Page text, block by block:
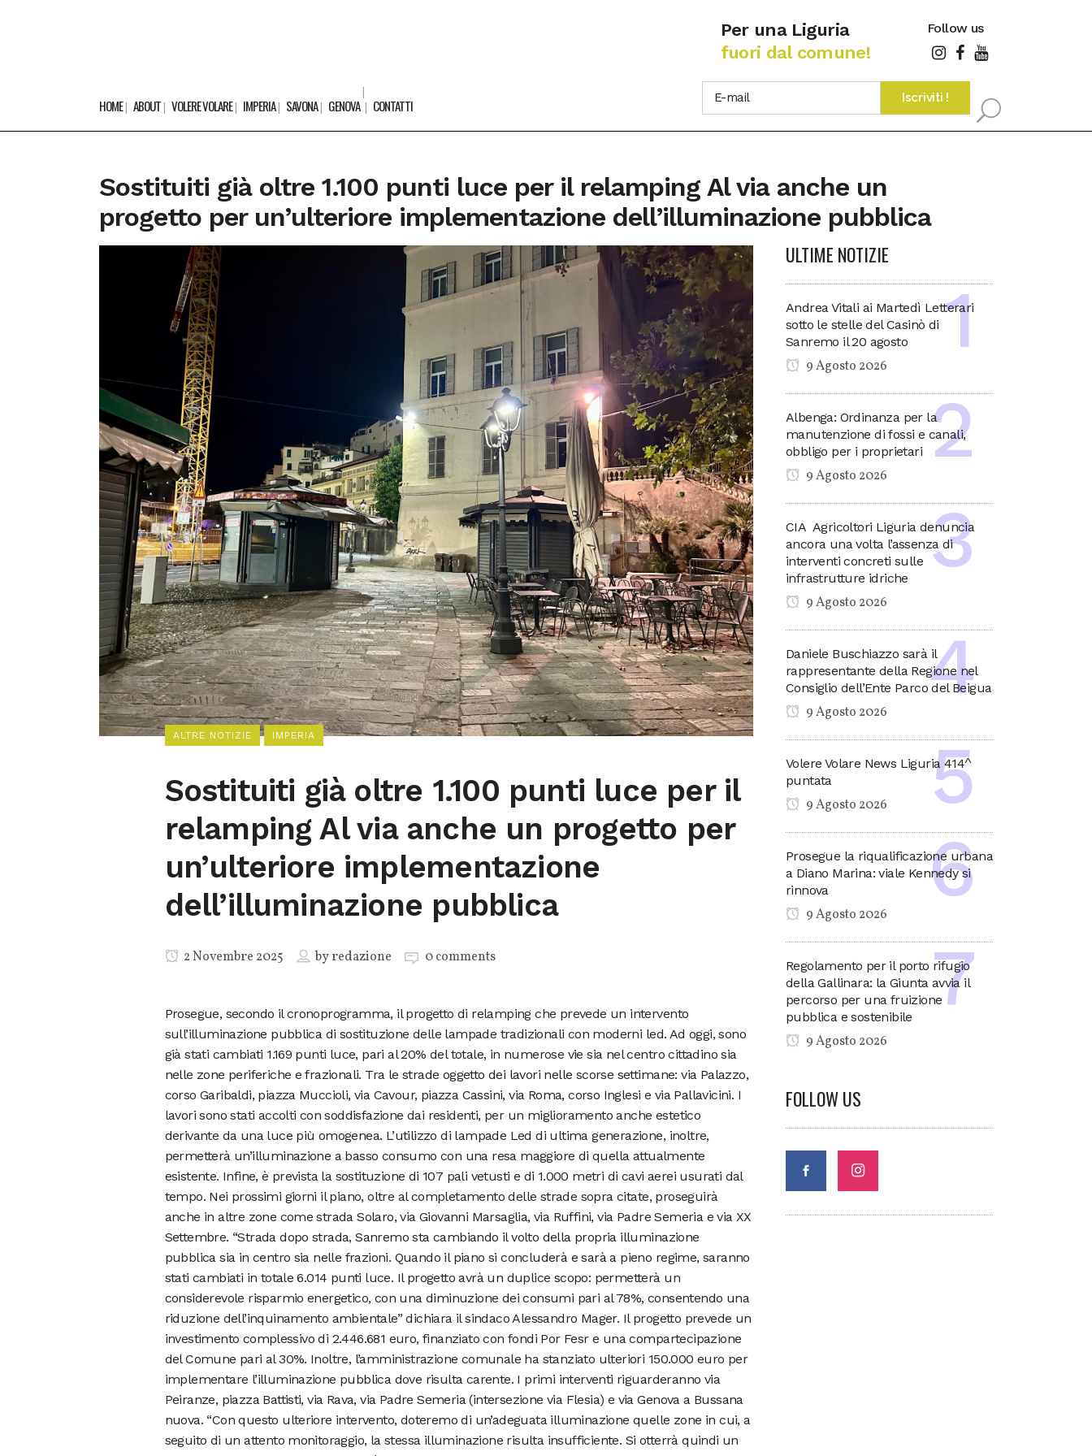
Per una Liguria
fuori dal comune!
Follow us
HOME ABOUT VOLERE VOLARE IMPERIA SAVONA GENOVA CONTATTI
Sostituiti già oltre 1.100 punti luce per il relamping Al via anche un
progetto per un’ulteriore implementazione dell’illuminazione pubblica
ALTRE NOTIZIE IMPERIA
Sostituiti già oltre 1.100 punti luce per il
relamping Al via anche un progetto per
un’ulteriore implementazione
dell’illuminazione pubblica
2 Novembre 2025 byredazione 0 comments
Prosegue, secondo il cronoprogramma, il progetto di relamping che prevede un intervento
sull’illuminazione pubblica di sostituzione delle lampade tradizionali con moderni led. Ad oggi, sono
già stati cambiati 1.169 punti luce, pari al 20% del totale, in numerose vie sia nel centro cittadino sia
nelle zone periferiche e frazionali. Tra le strade oggetto dei lavori nelle scorse settimane: via Palazzo,
corso Garibaldi, piazza Muccioli, via Cavour, piazza Cassini, via Roma, corso Inglesi e via Pallavicini. I
lavori sono stati accolti con soddisfazione dai residenti, per un miglioramento anche estetico
derivante da una luce più omogenea. L’utilizzo di lampade Led di ultima generazione, inoltre,
permetterà un’illuminazione a basso consumo con una resa maggiore di quella attualmente
esistente. Infine, è prevista la sostituzione di 107 pali vetusti e di 1.000 metri di cavi aerei usurati dal
tempo. Nei prossimi giorni il piano, oltre al completamento delle strade sopra citate, proseguirà
anche in altre zone come strada Solaro, via Giovanni Marsaglia, via Ruffini, via Padre Semeria e via XX
Settembre. “Strada dopo strada, Sanremo sta cambiando il volto della propria illuminazione
pubblica sia in centro sia nelle frazioni. Quando il piano si concluderà e sarà a pieno regime, saranno
stati cambiati in totale 6.014 punti luce. Il progetto avrà un duplice scopo: permetterà un
considerevole risparmio energetico, con una diminuzione dei consumi pari al 78%, consentendo una
riduzione dell’inquinamento ambientale” dichiara il sindaco Alessandro Mager. Il progetto prevede un
investimento complessivo di 2.446.681 euro, finanziato con fondi Por Fesr e una compartecipazione
del Comune pari al 30%. Inoltre, l’amministrazione comunale ha stanziato ulteriori 150.000 euro per
implementare l’illuminazione pubblica dove risulta carente. I primi interventi riguarderanno via
Peiranze, piazza Battisti, via Rava, via Padre Semeria (intersezione via Flesia) e via Genova a Bussana
nuova. “Con questo ulteriore intervento, doteremo di un’adeguata illuminazione quelle zone in cui, a
seguito di un attento monitoraggio, la stessa illuminazione risulta insufficiente. Si otterrà quindi un
ULTIME NOTIZIE
Andrea Vitali ai Martedì Letterari
sotto le stelle del Casinò di
Sanremo il 20 agosto
9 Agosto 2026
Albenga: Ordinanza per la
manutenzione di fossi e canali,
obbligo per i proprietari
9 Agosto 2026
CIA Agricoltori Liguria denuncia
ancora una volta l’assenza di
interventi concreti sulle
infrastrutture idriche
9 Agosto 2026
Daniele Buschiazzo sarà il
rappresentante della Regione nel
Consiglio dell’Ente Parco del Beigua
9 Agosto 2026
Volere Volare News Liguria 414^
puntata
9 Agosto 2026
Prosegue la riqualificazione urbana
a Diano Marina: viale Kennedy si
rinnova
9 Agosto 2026
Regolamento per il porto rifugio
della Gallinara: la Giunta avvia il
percorso per una fruizione
pubblica e sostenibile
9 Agosto 2026
FOLLOW US